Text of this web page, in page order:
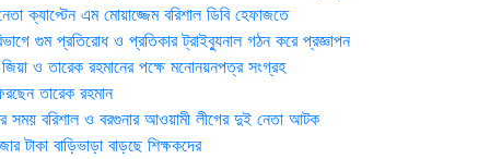
ক্যাপ্টেন এম মোয়াজ্জেম বরিশাল ডিবি হেফাজতে
গুম প্রতিরোধ ও প্রতিকার ট্রাইব্যুনাল গঠন করে প্রজ্ঞাপন
ও তারেক রহমানের পক্ষে মনোনয়নপত্র সংগ্রহ
তারেক রহমান
সময় ব‌রিশাল ও বরগুনার আওয়ামী লীগের দুই নেতা আটক
টাকা বাড়িভাড়া বাড়ছে শিক্ষকদের